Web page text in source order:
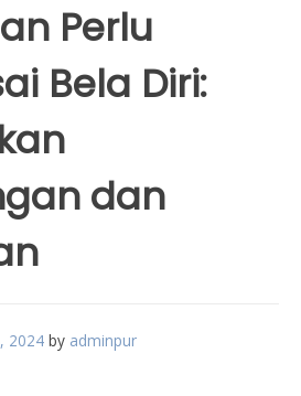
Perlu
Bela Diri:
dan
2024 by adminpur